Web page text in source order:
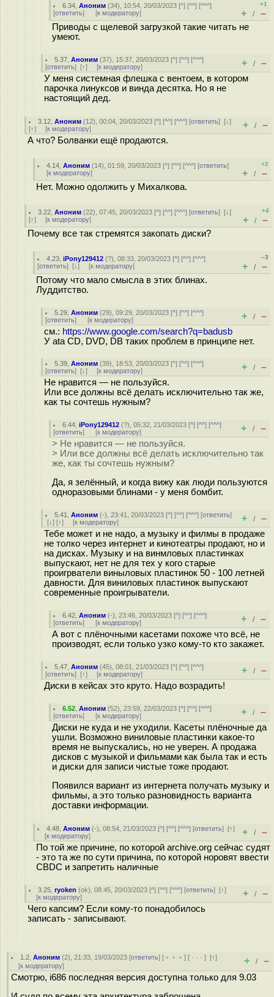
6.34 ,Аноним (34), 10:54, 20/03/2023 [^] [^^] [^^^]
[ответить] [к модератору]
+1
+ / –
Приводы с щелевой загрузкой такие читать не
умеют.
5.37 ,Аноним (37), 15:37, 20/03/2023 [^] [^^] [^^^]
[ответить] [↑] [к модератору] + / –
У меня системная флешка с вентоем, в котором
парочка линуксов и винда десятка. Но я не
настоящий дед.
3.12 ,Аноним (12), 00:04, 20/03/2023 [^] [^^] [^^^] [ответить][↓]
[↑] [к модератору] + / –
А что? Болванки ещё продаются.
4.14 ,Аноним (14), 01:59, 20/03/2023 [^] [^^] [^^^] [ответить]
[к модератору]
+2
+ / –
Нет. Можно одолжить у Михалкова.
3.22 ,Аноним (22), 07:45, 20/03/2023 [^] [^^] [^^^] [ответить][↓]
[↑] [к модератору]
+4
+ / –
Почему все так стремятся закопать диски?
4.23 ,iPony129412 (?), 08:33, 20/03/2023 [^] [^^] [^^^]
[ответить] [↓] [к модератору]
–3
+ / –
Потому что мало смысла в этих блинах.
Луддитство.
5.29 ,Аноним (29), 09:29, 20/03/2023 [^] [^^] [^^^]
[ответить] [к модератору] + / –
см.: https://www.google.com/search?q=badusb
У ata CD, DVD, DB таких проблем в принципе нет.
5.39 ,Аноним (39), 18:53, 20/03/2023 [^] [^^] [^^^]
[ответить] [↓] [к модератору] + / –
Не нравится — не пользуйся.
Или все должны всё делать исключительно так же,
как ты сочтешь нужным?
6.44 ,iPony129412 (?), 05:32, 21/03/2023 [^] [^^] [^^^]
[ответить] [к модератору] + / –
> Не нравится — не пользуйся.
> Или все должны всё делать исключительно так
же, как ты сочтешь нужным?
Да, я зелённый, и когда вижу как люди пользуются
одноразовыми блинами - у меня бомбит.
5.41 ,Аноним (-), 23:41, 20/03/2023 [^] [^^] [^^^] [ответить]
[↓] [↑] [к модератору] + / –
Тебе может и не надо, а музыку и филмы в продаже
не толко через интернет и кинотеатры продают, но и
на дисках. Музыку и на винмловых пластинках
выпускают, нет не для тех у кого старые
проигрватели виныловых пластинок 50 - 100 летней
давности. Для виниловых пластинок выпускают
современные проигрыватели.
6.42 ,Аноним (-), 23:46, 20/03/2023 [^] [^^] [^^^]
[ответить] [к модератору] + / –
А вот с плёночными касетами похоже что всё, не
производят, если только узко кому-то кто закажет.
5.47 ,Аноним (45), 08:01, 21/03/2023 [^] [^^] [^^^]
[ответить] [↑] [к модератору] + / –
Диски в кейсах это круто. Надо возрадить!
6.52 ,Аноним (52), 23:59, 22/03/2023 [^] [^^] [^^^]
[ответить] [к модератору] + / –
Диски не куда и не уходили. Касеты плёночные да
ушли. Возможно виниловые пластинки какое-то
время не выпускались, но не уверен. А продажа
дисков с музыкой и фильмами как была так и есть
и диски для записи чистые тоже продают.
Появился вариант из интернета получать музыку и
фильмы, а это только разновидность варианта
доставки информации.
4.48 ,Аноним (-), 08:54, 21/03/2023 [^] [^^] [^^^] [ответить][↑]
[к модератору] + / –
По той же причине, по которой archive.org сейчас судят
- это та же по сути причина, по которой норовят ввести
CBDC и запретить наличные
3.25 ,ryoken (ok), 08:45, 20/03/2023 [^] [^^] [^^^] [ответить][↑]
[к модератору] + / –
Чего капсим? Если кому-то понадобилось
записать - записывают.
1.2 ,Аноним (2), 21:33, 19/03/2023 [ответить] [ ﹢﹢﹢] [ · · ·][↑]
[к модератору] + / –
Смотрю, i686 последняя версия доступна только для 9.03